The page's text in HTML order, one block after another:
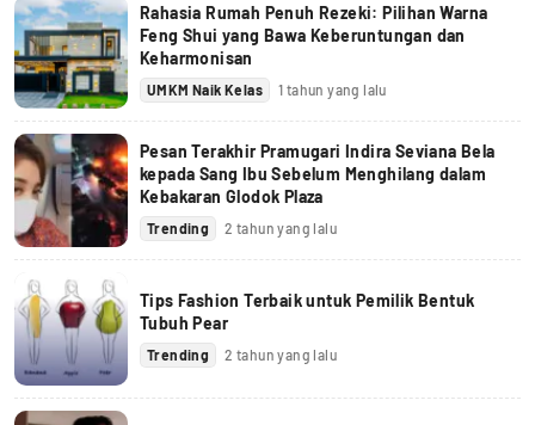
Rahasia Rumah Penuh Rezeki: Pilihan Warna
Feng Shui yang Bawa Keberuntungan dan
Keharmonisan
UMKM Naik Kelas 1 tahun yang lalu
Pesan Terakhir Pramugari Indira Seviana Bela
kepada Sang Ibu Sebelum Menghilang dalam
Kebakaran Glodok Plaza
Trending 2 tahun yang lalu
Tips Fashion Terbaik untuk Pemilik Bentuk
Tubuh Pear
Trending 2 tahun yang lalu